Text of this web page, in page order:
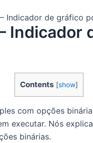
Indicador de gráfico
Indicador
Contents [show]
com opções
executar. Nós
binárias.